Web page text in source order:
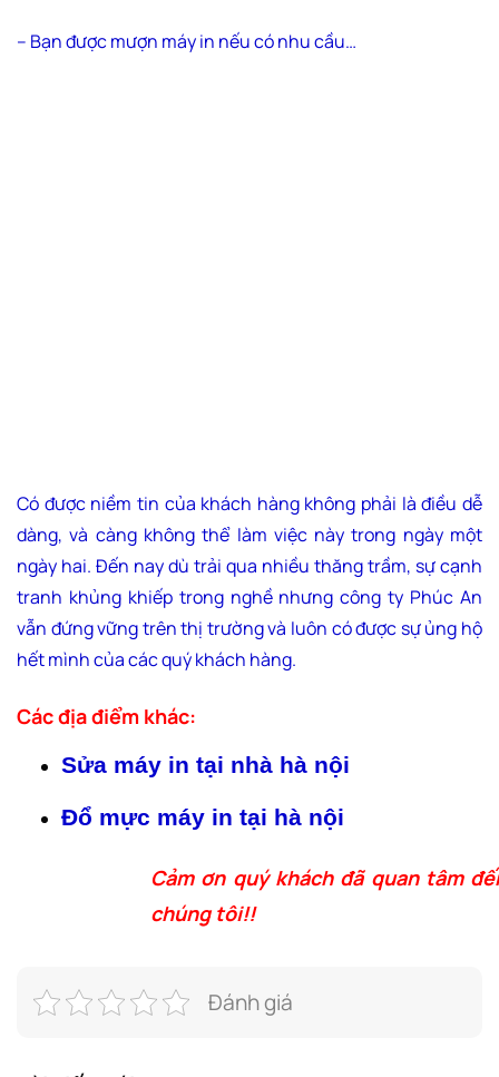
– Bạn được mượn máy in nếu có nhu cầu…
Có được niềm tin của khách hàng không phải là điều dễ
dàng, và càng không thể làm việc này trong ngày một
ngày hai. Đến nay dù trải qua nhiều thăng trầm, sự cạnh
tranh khủng khiếp trong nghề nhưng công ty Phúc An
vẫn đứng vững trên thị trường và luôn có được sự ủng hộ
hết mình của các quý khách hàng.
Các địa điểm khác:
Sửa máy in tại nhà hà nội
Đổ mực máy in tại hà nội
Cảm ơn quý khách đã quan tâm
chúng tôi!!
Đánh giá